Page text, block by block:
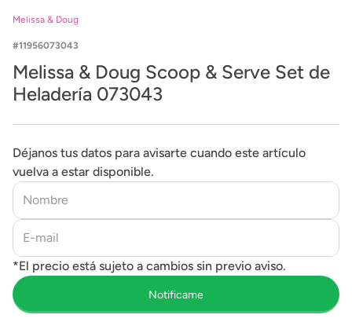
Melissa & Doug
11956073043
Melissa & Doug Scoop & Serve Set de
Heladería 073043
Déjanos tus datos para avisarte cuando este artículo
vuelva a estar disponible.